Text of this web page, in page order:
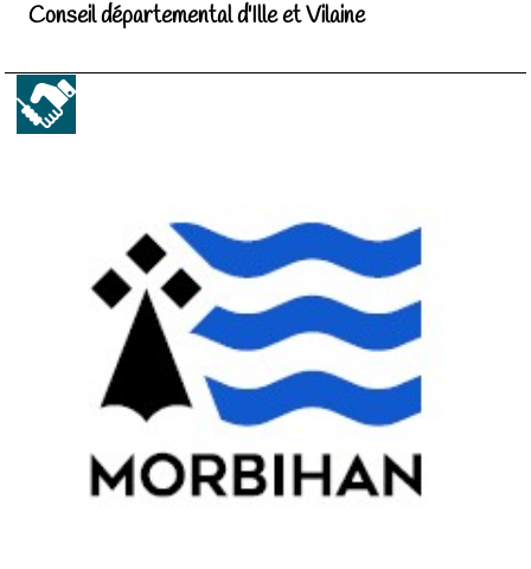
Conseil départemental d'Ille et Vilaine